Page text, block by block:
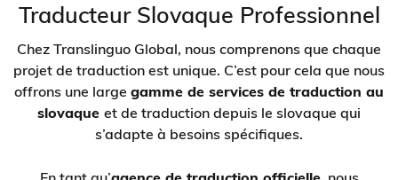
Traducteur Slovaque Professionnel
Chez Translinguo Global, nous comprenons que chaque
projet de traduction est unique. C’est pour cela que nous
offrons une large gamme de services de traduction au
slovaque et de traduction depuis le slovaque qui
s’adapte à besoins spécifiques.